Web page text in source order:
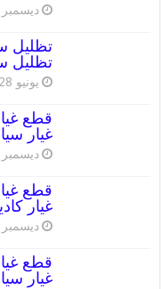
ديسمبر 18, 2024
تظليل
يونيو 28, 2024
غيار
ديسمبر 1, 2023
غيار
ديسمبر 1, 2023
غيار